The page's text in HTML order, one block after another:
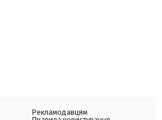
Рекламодавцям